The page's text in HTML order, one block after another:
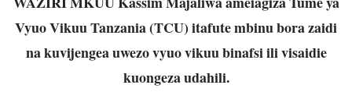
Vyuo Vikuu Tanzania (TCU) itafute mbinu bora zaidi
na kuvijengea uwezo vyuo vikuu binafsi ili visaidie
kuongeza udahili.